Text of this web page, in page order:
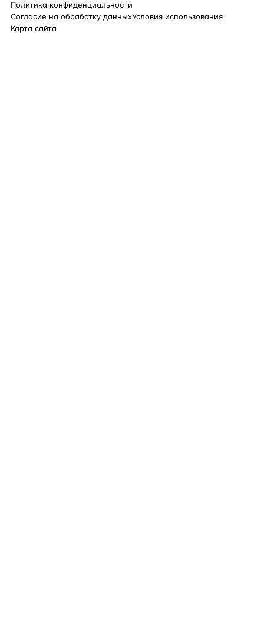
Политика конфиденциальности
Согласие на обработку данныхУсловия использования
Карта сайта